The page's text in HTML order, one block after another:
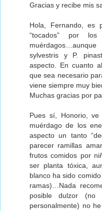
Gracias y recibe mis
Hola, Fernando, es
“tocados” por
sylvestris y P.
aspecto. En cuanto
que sea necesario
viene siempre muy
Muchas gracias por
Pues sí, Honorio,
muérdago de los
aspecto un tanto
parecer ramillas
frutos comidos por
ser planta tóxica,
blanco ha sido
ramas)…Nada
posible dulzor
personalmente) no